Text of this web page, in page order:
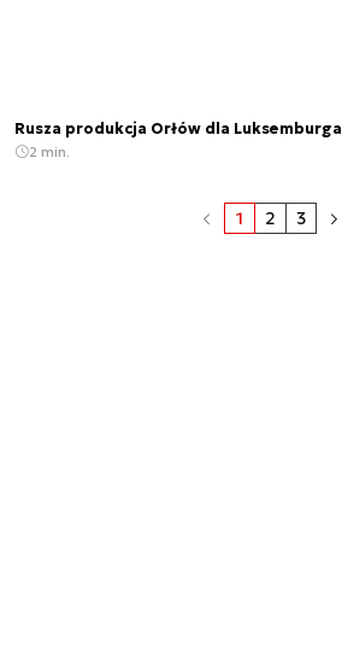
Rusza produkcja Orłów dla Luksemburga
2 min.
1 2 3